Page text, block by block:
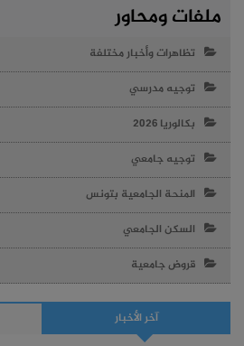
ملفات ومحاور
تظاهرات وأخبار مختلفة
توجيه مدرسي
بكالوريا 2026
توجيه جامعي
المنحة الجامعية بتونس
السكن الجامعي
قروض جامعية
آخر الأخبار